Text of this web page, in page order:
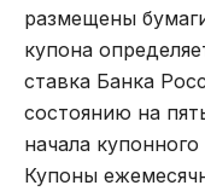
размещены
купона
ставка Банка
состоянию на
начала
Купоны